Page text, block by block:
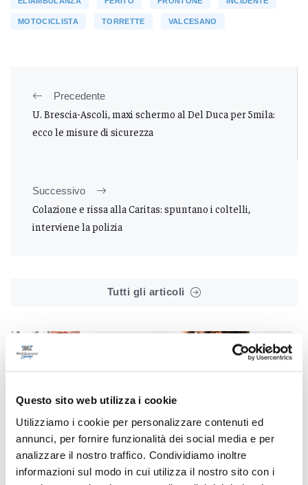
Questo sito web utilizza i cookie
Utilizziamo i cookie per personalizzare contenuti ed
annunci, per fornire funzionalità dei social media e per
analizzare il nostro traffico. Condividiamo inoltre
informazioni sul modo in cui utilizza il nostro sito con i
MOTOCICLISTA TORRETTE VALCESANO
Precedente
U. Brescia-Ascoli, maxi schermo al Del Duca per 5mila:
ecco le misure di sicurezza
Successivo
Colazione e rissa alla Caritas: spuntano i coltelli,
interviene la polizia
Tutti gli articoli
Correlati